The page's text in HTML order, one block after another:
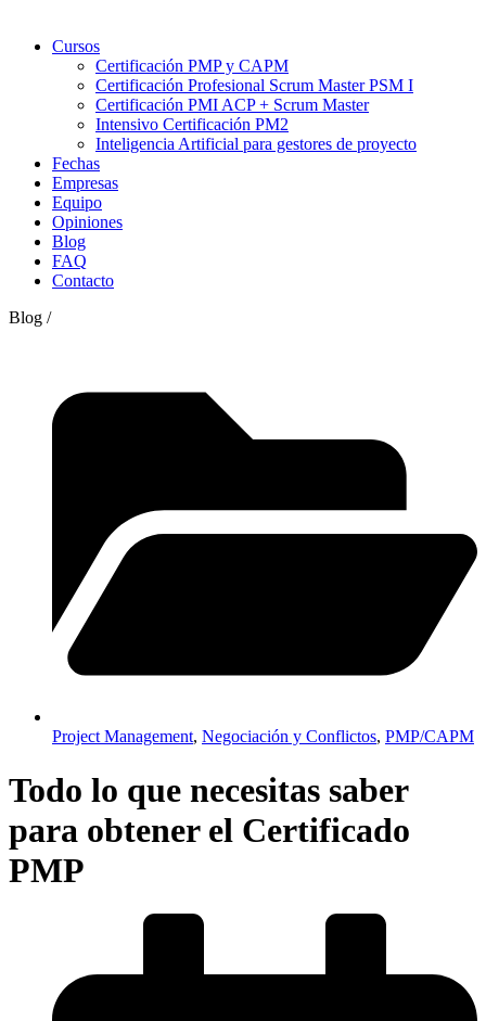
Cursos
Certificación PMP y CAPM
Certificación Profesional Scrum Master PSM I
Certificación PMI ACP + Scrum Master
Intensivo Certificación PM2
Inteligencia Artificial para gestores de proyecto
Fechas
Empresas
Equipo
Opiniones
Blog
FAQ
Contacto
Blog /
Project Management, Negociación y Conflictos, PMP/CAPM
Todo lo que necesitas saber
para obtener el Certificado
PMP